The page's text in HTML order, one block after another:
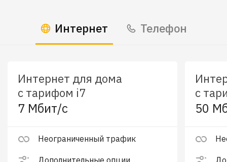
Интернет Телефон
Интернет для дома
с тарифом i7
7 Мбит/c
Неограниченный трафик
Дополнительные опции
с
50